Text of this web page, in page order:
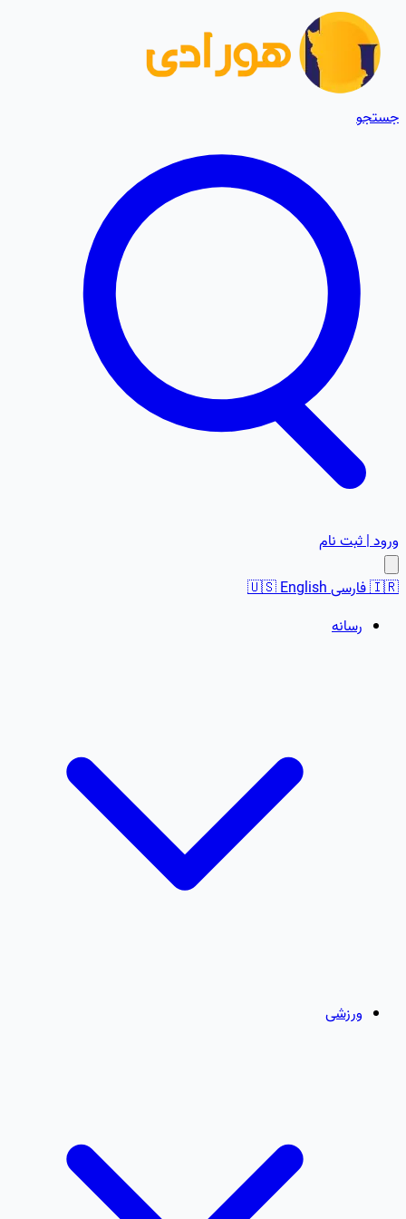
جستجو
ورود | ثبت نام
🇮🇷فارسی 🇺🇸English
رسانه
ورزشی